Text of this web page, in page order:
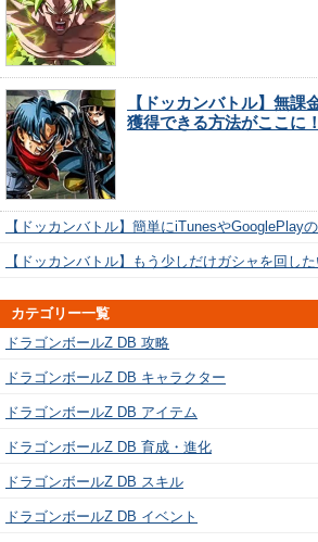
【ドッカンバトル】無課
獲得できる方法がここに！
【ドッカンバトル】簡単にiTunesやGooglePlay
【ドッカンバトル】もう少しだけガシャを回
カテゴリー一覧
ドラゴンボールZ DB 攻略
ドラゴンボールZ DB キャラクター
ドラゴンボールZ DB アイテム
ドラゴンボールZ DB 育成・進化
ドラゴンボールZ DB スキル
ドラゴンボールZ DB イベント